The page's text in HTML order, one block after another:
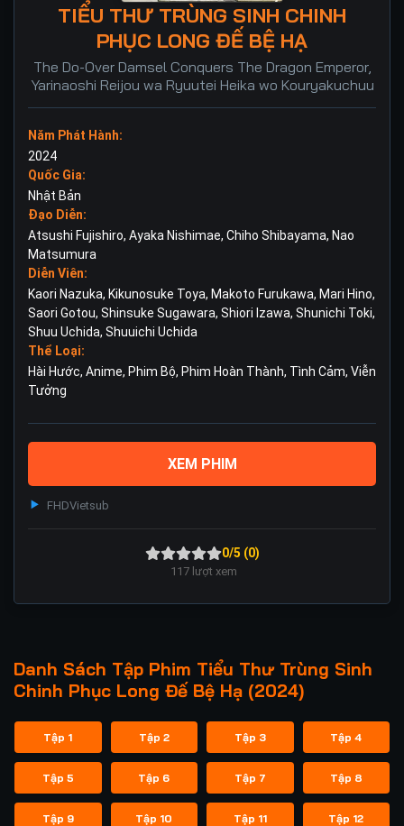
TIỂU THƯ TRÙNG SINH CHINH
PHỤC LONG ĐẾ BỆ HẠ
The Do-Over Damsel Conquers The Dragon Emperor,
Yarinaoshi Reijou wa Ryuutei Heika wo Kouryakuchuu
Năm Phát Hành:
2024
Quốc Gia:
Nhật Bản
Đạo Diễn:
Atsushi Fujishiro, Ayaka Nishimae, Chiho Shibayama, Nao
Matsumura
Diễn Viên:
Kaori Nazuka, Kikunosuke Toya, Makoto Furukawa, Mari Hino,
Saori Gotou, Shinsuke Sugawara, Shiori Izawa, Shunichi Toki,
Shuu Uchida, Shuuichi Uchida
Thể Loại:
Hài Hước, Anime, Phim Bộ, Phim Hoàn Thành, Tình Cảm, Viễn
Tưởng
XEM PHIM
FHDVietsub
0/5 (0)
117 lượt xem
Danh Sách Tập Phim Tiểu Thư Trùng Sinh
Chinh Phục Long Đế Bệ Hạ (2024)
Tập 1 Tập 2 Tập 3 Tập 4
Tập 5 Tập 6 Tập 7 Tập 8
Tập 9 Tập 10 Tập 11 Tập 12